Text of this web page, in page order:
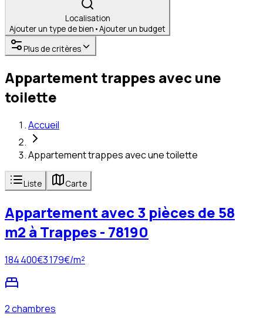
Localisation
Ajouter un type de bien •Ajouter un budget
Plus de critères
Appartement trappes avec une
toilette
Accueil
Appartement trappes avec une toilette
Liste Carte
Appartement avec 3 pièces de 58
m2 à Trappes - 78190
184 400€3 179€/m²
2 chambres